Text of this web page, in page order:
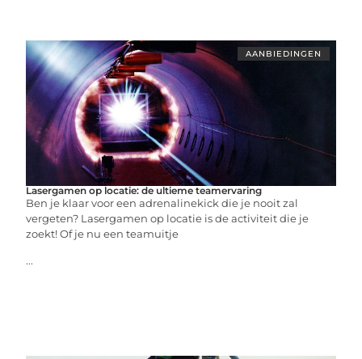
AANBIEDINGEN
Lasergamen op locatie: de ultieme teamervaring
Ben je klaar voor een adrenalinekick die je nooit zal
vergeten? Lasergamen op locatie is de activiteit die je
zoekt! Of je nu een teamuitje
...